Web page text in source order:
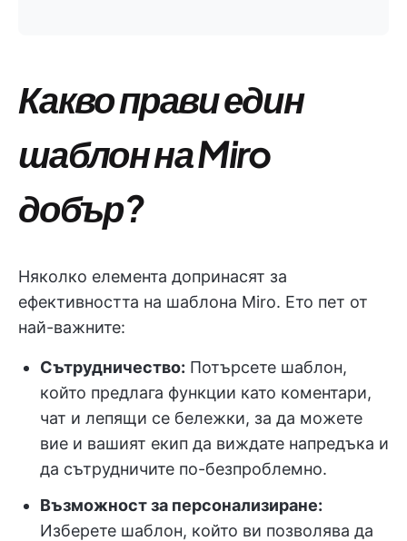
Какво прави един
шаблон на Miro
добър?
Няколко елемента допринасят за
ефективността на шаблона Miro. Ето пет от
най-важните:
Сътрудничество: Потърсете шаблон,
който предлага функции като коментари,
чат и лепящи се бележки, за да можете
вие и вашият екип да виждате напредъка и
да сътрудничите по-безпроблемно.
Възможност за персонализиране:
Изберете шаблон, който ви позволява да